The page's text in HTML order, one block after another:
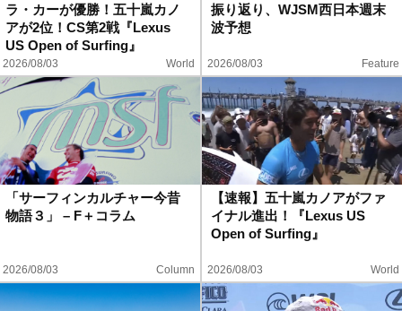
ラ・カーが優勝！五十嵐カノ
アが2位！CS第2戦『Lexus
US Open of Surfing』
2026/08/03 World
振り返り、WJSM西日本週末
波予想
2026/08/03 Feature
「サーフィンカルチャー今昔
物語３」 – F＋コラム
2026/08/03 Column
【速報】五十嵐カノアがファ
イナル進出！『Lexus US
Open of Surfing』
2026/08/03 World